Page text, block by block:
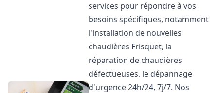
services pour répondre à vos
besoins spécifiques, notamment
l'installation de nouvelles
chaudières Frisquet, la
réparation de chaudières
défectueuses, le dépannage
d'urgence 24h/24, 7j/7. Nos